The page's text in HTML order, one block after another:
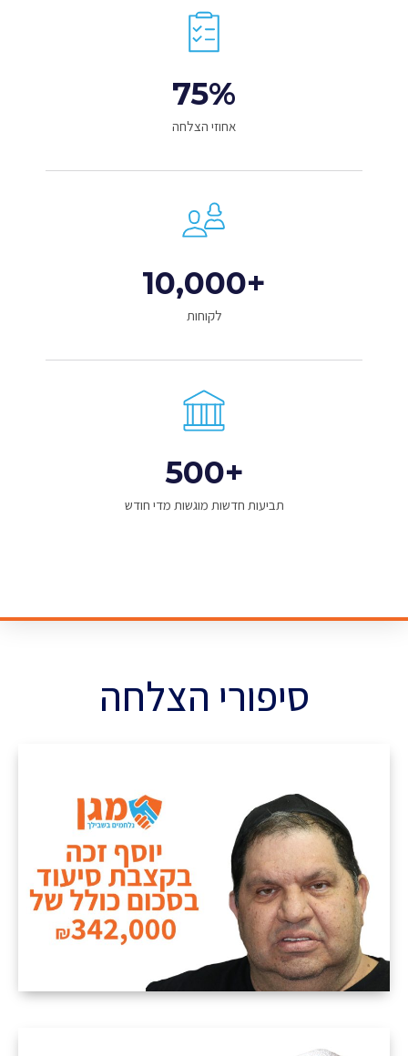
אחוזי הצלחה
%
75
לקוחות
+
10,000
תביעות חדשות מוגשות מדי חודש
+
500
סיפורי הצלחה